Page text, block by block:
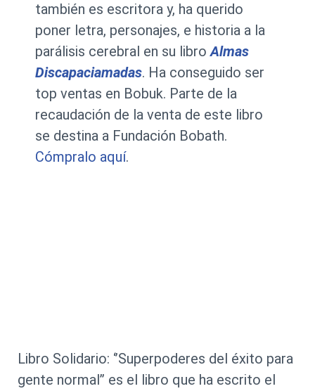
también es escritora y, ha querido
poner letra, personajes, e historia a la
parálisis cerebral en su libroAlmas
Discapaciamadas. Ha conseguido ser
top ventas en Bobuk. Parte de la
recaudación de la venta de este libro
se destina a Fundación Bobath.
Cómpralo aquí.
Libro Solidario: ‘’Superpoderes del éxito para
gente normal’’ es el libro que ha escrito el